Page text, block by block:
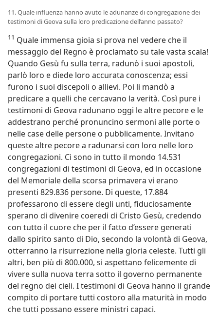
11. Quale influenza hanno avuto le adunanze di congregazione dei
testimoni di Geova sulla loro predicazione dell’anno passato?
11 Quale immensa gioia si prova nel vedere che il
messaggio del Regno è proclamato su tale vasta scala!
Quando Gesù fu sulla terra, radunò i suoi apostoli,
parlò loro e diede loro accurata conoscenza; essi
furono i suoi discepoli o allievi. Poi li mandò a
predicare a quelli che cercavano la verità. Così pure i
testimoni di Geova radunano oggi le altre pecore e le
addestrano perché pronuncino sermoni alle porte o
nelle case delle persone o pubblicamente. Invitano
queste altre pecore a radunarsi con loro nelle loro
congregazioni. Ci sono in tutto il mondo 14.531
congregazioni di testimoni di Geova, ed in occasione
del Memoriale della scorsa primavera vi erano
presenti 829.836 persone. Di queste, 17.884
professarono di essere degli unti, fiduciosamente
sperano di divenire coeredi di Cristo Gesù, credendo
con tutto il cuore che per il fatto d’essere generati
dallo spirito santo di Dio, secondo la volontà di Geova,
otterranno la risurrezione nella gloria celeste. Tutti gli
altri, ben più di 800.000, si aspettano felicemente di
vivere sulla nuova terra sotto il governo permanente
del regno dei cieli. I testimoni di Geova hanno il grande
compito di portare tutti costoro alla maturità in modo
che tutti possano essere ministri capaci.